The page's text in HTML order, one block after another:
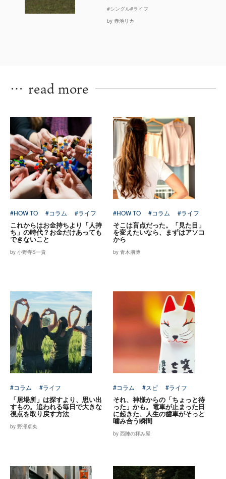
#シングル#ライフ
by 赤池リカ
… read more
#HOW TO #コラム #ライフ
これからはお金持ちより「人持
ち」の時代？お金だけあっても
できないこと
by 小野寺S一貴
#HOW TO #コラム #ライフ
そこは盲点だった。「見た目」
を変えたいなら、まずはアソコ
から
by 青木朋博
#コラム #ライフ
「居場所」は探すより、思い出
すもの。追われる毎日で大きな
視点を取り戻す方法
by 野澤卓央
#コラム #スピ #ライフ
それ、神様からの「ちょっと待
った」かも。電車が止まった日
に起きた、人生の歯車がそっと
噛み合う瞬間
by 西陣の拝み屋